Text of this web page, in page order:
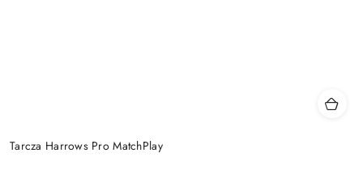
Tarcza Harrows Pro MatchPlay